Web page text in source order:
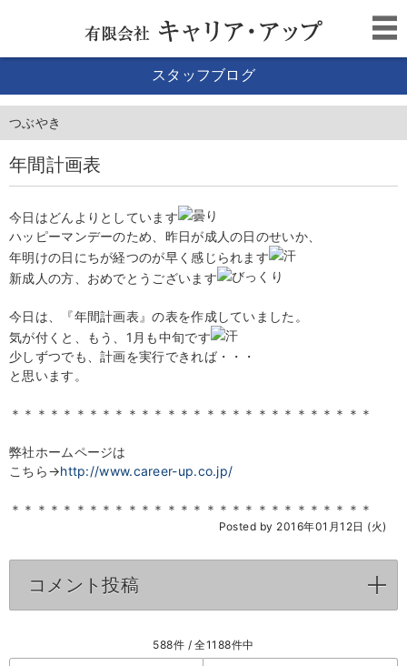
スタッフブログ
つぶやき
年間計画表
今日はどんよりとしています
ハッピーマンデーのため、昨日が成人の日のせいか、
年明けの日にちが経つのが早く感じられます
新成人の方、おめでとうございます
今日は、『年間計画表』の表を作成していました。
気が付くと、もう、1月も中旬です
少しずつでも、計画を実行できれば・・・
と思います。
＊＊＊＊＊＊＊＊＊＊＊＊＊＊＊＊＊＊＊＊＊＊＊＊＊＊＊＊
弊社ホームページは
こちら→http://www.career-up.co.jp/
＊＊＊＊＊＊＊＊＊＊＊＊＊＊＊＊＊＊＊＊＊＊＊＊＊＊＊＊
Posted by 2016年01月12日 (火)
コメント投稿
588件 / 全1188件中